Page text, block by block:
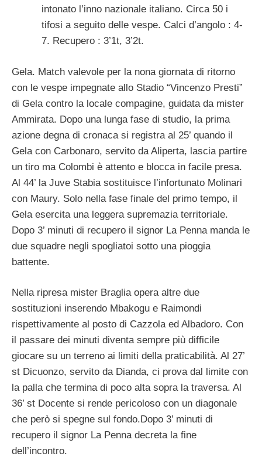
intonato l’inno nazionale italiano. Circa 50 i
tifosi a seguito delle vespe. Calci d’angolo : 4-
7. Recupero : 3’1t, 3’2t.
Gela. Match valevole per la nona giornata di ritorno
con le vespe impegnate allo Stadio “Vincenzo Presti”
di Gela contro la locale compagine, guidata da mister
Ammirata. Dopo una lunga fase di studio, la prima
azione degna di cronaca si registra al 25’ quando il
Gela con Carbonaro, servito da Aliperta, lascia partire
un tiro ma Colombi è attento e blocca in facile presa.
Al 44’ la Juve Stabia sostituisce l’infortunato Molinari
con Maury. Solo nella fase finale del primo tempo, il
Gela esercita una leggera supremazia territoriale.
Dopo 3’ minuti di recupero il signor La Penna manda le
due squadre negli spogliatoi sotto una pioggia
battente.
Nella ripresa mister Braglia opera altre due
sostituzioni inserendo Mbakogu e Raimondi
rispettivamente al posto di Cazzola ed Albadoro. Con
il passare dei minuti diventa sempre più difficile
giocare su un terreno ai limiti della praticabilità. Al 27’
st Dicuonzo, servito da Dianda, ci prova dal limite con
la palla che termina di poco alta sopra la traversa. Al
36’ st Docente si rende pericoloso con un diagonale
che però si spegne sul fondo.Dopo 3’ minuti di
recupero il signor La Penna decreta la fine
dell’incontro.